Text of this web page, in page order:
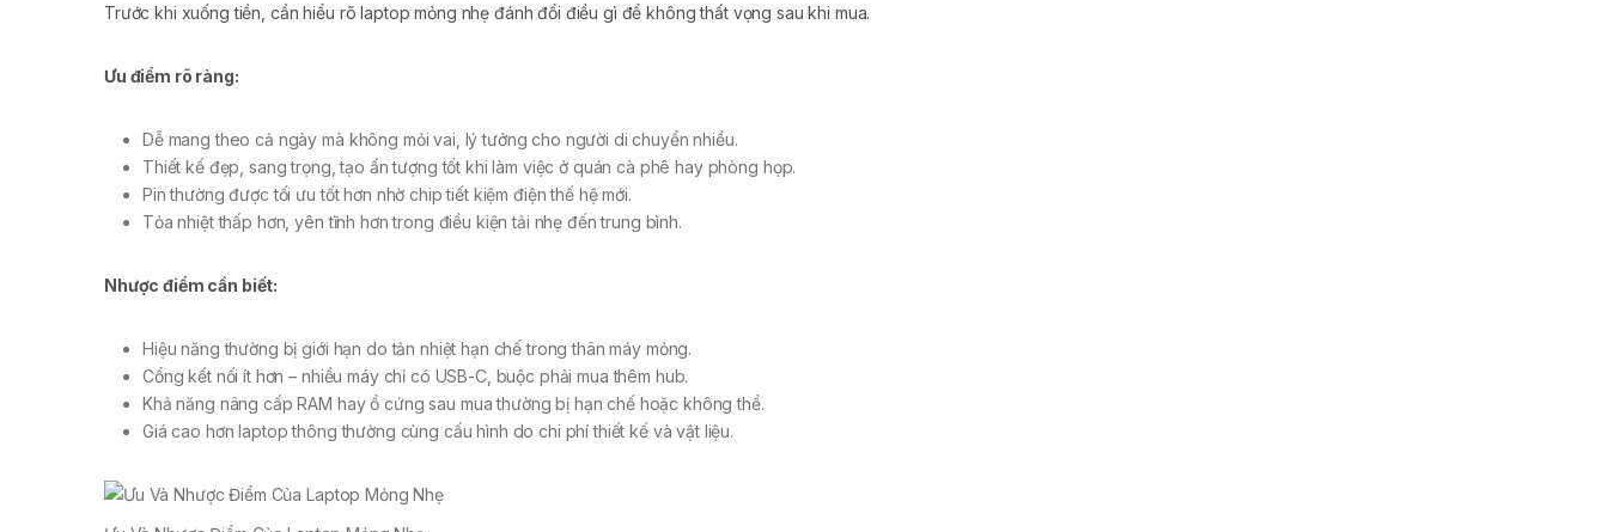
Trước khi xuống tiền, cần hiểu rõ laptop mỏng nhẹ đánh đổi điều gì để không thất vọng sau khi mua.
Ưu điểm rõ ràng:
Dễ mang theo cả ngày mà không mỏi vai, lý tưởng cho người di chuyển nhiều.
Thiết kế đẹp, sang trọng, tạo ấn tượng tốt khi làm việc ở quán cà phê hay phòng họp.
Pin thường được tối ưu tốt hơn nhờ chip tiết kiệm điện thế hệ mới.
Tỏa nhiệt thấp hơn, yên tĩnh hơn trong điều kiện tải nhẹ đến trung bình.
Nhược điểm cần biết:
Hiệu năng thường bị giới hạn do tản nhiệt hạn chế trong thân máy mỏng.
Cổng kết nối ít hơn – nhiều máy chỉ có USB-C, buộc phải mua thêm hub.
Khả năng nâng cấp RAM hay ổ cứng sau mua thường bị hạn chế hoặc không thể.
Giá cao hơn laptop thông thường cùng cấu hình do chi phí thiết kế và vật liệu.